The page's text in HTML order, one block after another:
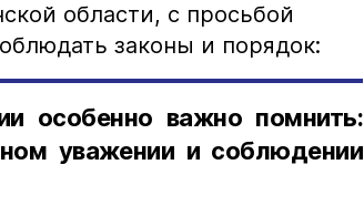
области, с просьбой
законы и порядок:
особенно важно помнить:
уважении и соблюдении